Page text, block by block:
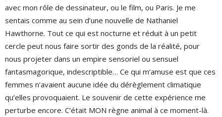
avec mon rôle de dessinateur, ou le film, ou Paris. Je me
sentais comme au sein d’une nouvelle de Nathaniel
Hawthorne. Tout ce qui est nocturne et réduit à un petit
cercle peut nous faire sortir des gonds de la réalité, pour
nous projeter dans un empire sensoriel ou sensuel
fantasmagorique, indescriptible… Ce qui m’amuse est que ces
femmes n’avaient aucune idée du dérèglement climatique
qu’elles provoquaient. Le souvenir de cette expérience me
perturbe encore. C’était MON règne animal à ce moment-là.